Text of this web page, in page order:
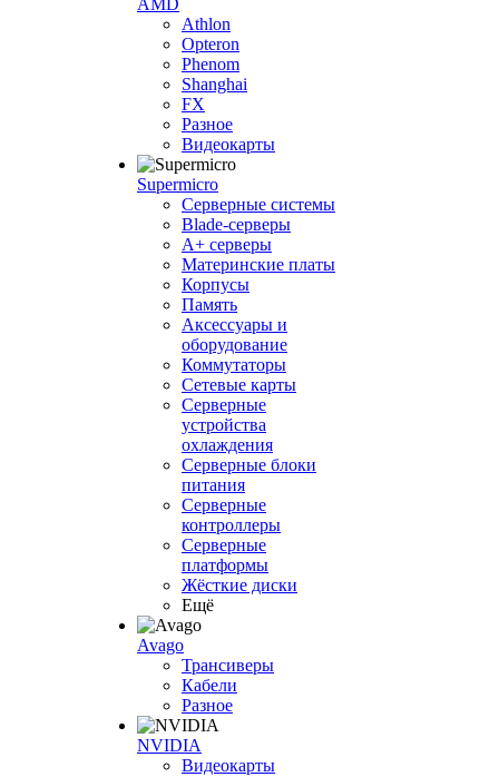
AMD
Athlon
Opteron
Phenom
Shanghai
FX
Разное
Видеокарты
Supermicro
Серверные системы
Blade-серверы
A+ серверы
Материнские платы
Корпусы
Память
Аксессуары и
оборудование
Коммутаторы
Сетевые карты
Серверные
устройства
охлаждения
Серверные блоки
питания
Серверные
контроллеры
Серверные
платформы
Жёсткие диски
Ещё
Avago
Трансиверы
Кабели
Разное
NVIDIA
Видеокарты